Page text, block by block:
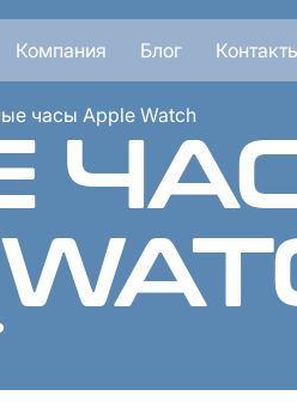
Компания Блог
часы Apple Watch